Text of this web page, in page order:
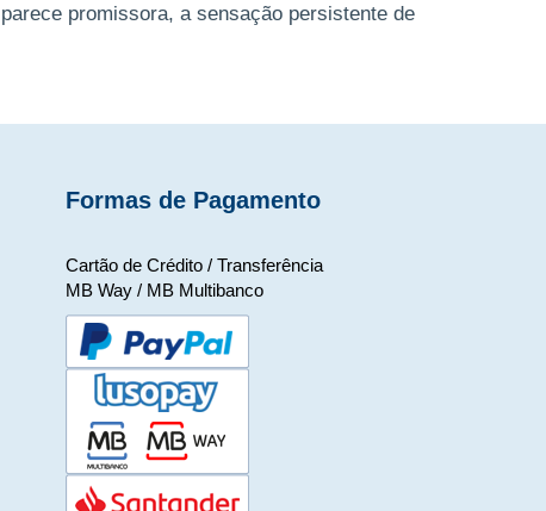
parece promissora, a sensação persistente de
Formas de Pagamento
Cartão de Crédito / Transferência
MB Way / MB Multibanco